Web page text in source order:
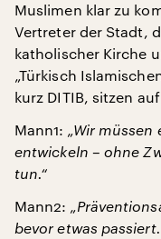
Muslimen klar zu
Vertreter der Stadt,
katholischer Kirche
„Türkisch
kurz DITIB, sitzen
Mann1: „Wir
entwickeln – ohne
tun.“
Mann2:
bevor etwas